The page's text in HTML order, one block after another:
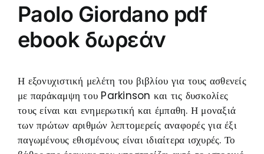
Paolo Giordano pdf
ebook δωρεάν
Η εξονυχιστική μελέτη του βιβλίου για τους ασθενείς
με παράκαμψη του Parkinson και τις δυσκολίες
τους είναι και ενημερωτική και έμπαθη. Η μοναξιά
των πρώτων αριθμών λεπτομερείς αναφορές για έξι
παγωμένους εθισμένους είναι ιδιαίτερα ισχυρές. Το